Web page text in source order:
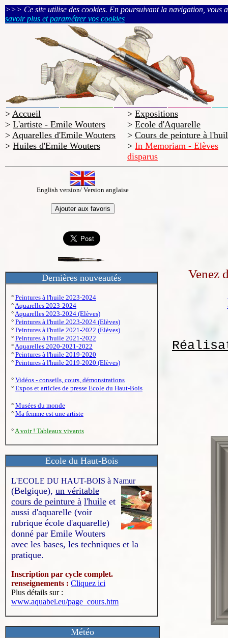
>>> Ce site utilise des cookies. En poursuivant la navigation, vous
savoir plus et paramétrer vos cookies
> Accueil
> L'artiste - Emile Wouters
> Aquarelles d'Emile Wouters
> Huiles d'Emile Wouters
> Expositions
> Ecole d'Aquarelle
> Cours de peinture à
> In Memoriam - Elèves
disparus
English version/ Version anglaise
Dernières nouveautés
° Peintures à l'huile 2023-2024
°Aquarelles 2023-2024
°Aquarelles 2023-2024 (Elèves)
° Peintures à l'huile 2023-2024 (Elèves)
° Peintures à l'huile 2021-2022 (Elèves)
° Peintures à l'huile 2021-2022
°Aquarelles 2020-2021-2022
° Peintures à l'huile 2019-2020
° Peintures à l'huile 2019-2020 (Elèves)
° Vidéos - conseils, cours, démonstrations
° Expos et articles de presse Ecole du Haut-Bois
° Musées du monde
° Ma femme est une artiste
°A voir ! Tableaux vivants
Ecole du Haut-Bois
L'ECOLE DU HAUT-BOIS à Namur
(Belgique), un véritable
cours de peinture à l'huile et
aussi d'aquarelle (voir
rubrique école d'aquarelle)
donné par Emile Wouters
avec les bases, les techniques et la
pratique.
Inscription par cycle complet.
renseignements : Cliquez ici
Plus détails sur :
www.aquabel.eu/page_cours.htm
Météo
Venez